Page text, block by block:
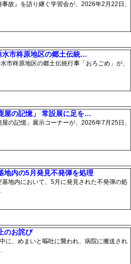
故』を語り継ぐ学習会が、2026年2月22日、
水市柊原地区の郷土伝統…
市柊原地区の郷土伝統行事「おろごめ」が、
屋の記憶」 常設展に足を…
の記憶」展示コーナーが、2026年7月25日、
地内の5月発見不発弾を処理
地内において、5月に発見された不発弾の処
のお詫び
に、めまいと嘔吐に襲われ、病院に搬送され